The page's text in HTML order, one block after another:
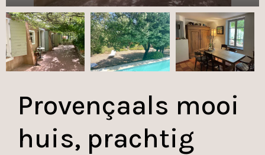
Provençaals mooi
huis, prachtig